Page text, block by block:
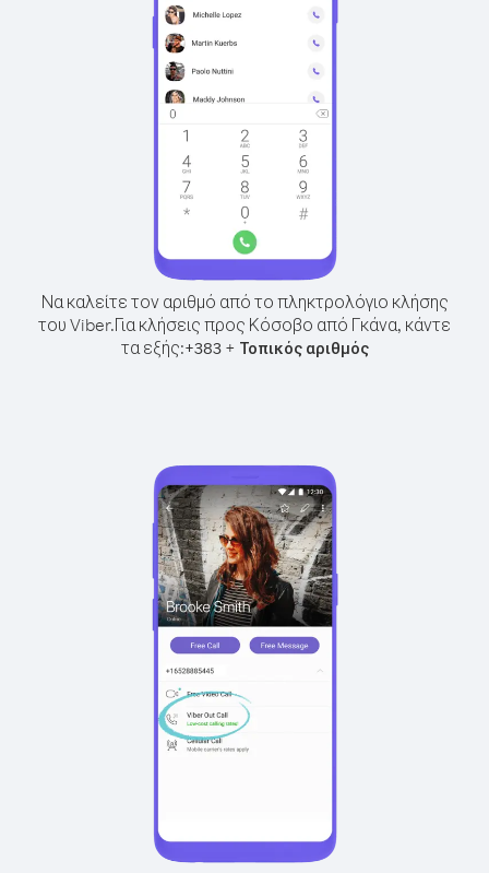
Να καλείτε τον αριθμό από το πληκτρολόγιο κλήσης
του Viber.Για κλήσεις προς Κόσοβο από Γκάνα, κάντε
τα εξής:+383+ Τοπικός αριθμός